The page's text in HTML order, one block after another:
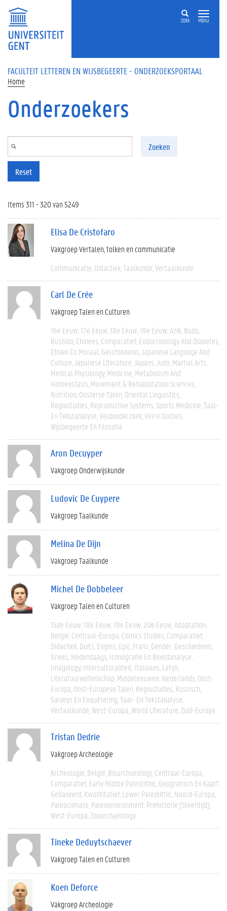
Overslaan en naar de inhoud gaan
ZOEK MENU
FACULTEIT LETTEREN EN WIJSBEGEERTE - ONDERZOEKSPORTAAL
Home
Onderzoekers
Zoeken
Reset
Items 311 - 320 van 5249
Elisa De Cristofaro
Vakgroep Vertalen, tolken en communicatie
Communicatie Didactiek Taalkunde Vertaalkunde
Carl De Crée
Vakgroep Talen en Culturen
16e Eeuw 17e Eeuw 18e Eeuw 19e Eeuw Azië Budo
Bushido Chinees Comparatief Endocrinology And Diabetes
Ethiek En Moraal Geschiedenis Japanese Language And
Culture Japanese Literature Japans Judo Martial Arts
Medical Physiology Medicine Metabolism And
Homeostasis Movement & Rehabilitation Sciences
Nutrition Oosterse Talen Oriental Linguistics
Regiostudies Reproductive Systems Sports Medicine Taal-
En Tekstanalyse Veldonderzoek Verre Oosten
Wijsbegeerte En Filosofie
Aron Decuyper
Vakgroep Onderwijskunde
Ludovic De Cuypere
Vakgroep Taalkunde
Melina De Dijn
Vakgroep Taalkunde
Michel De Dobbeleer
Vakgroep Talen en Culturen
15de Eeuw 18e Eeuw 19e Eeuw 20e Eeuw Adaptation
België Centraal-Europa Comics Studies Comparatief
Didactiek Duits Engels Epic Frans Gender Geschiedenis
Grieks Hedendaags Iconografie En Beeldanalyse
Imagology Interculturaliteit Italiaans Latijn
Literatuurwetenschap Middeleeuwen Nederlands Oost-
Europa Oost-Europese Talen Regiostudies Russisch
Surveys En Enquêtering Taal- En Tekstanalyse
Vertaalkunde West-Europa World Literature Zuid-Europa
Tristan Dedrie
Vakgroep Archeologie
Archeologie België Bioarchaeology Centraal-Europa
Comparatief Early Middle Paleolithic Geografisch En Kaart
Gebaseerd Kwantitatief Lower Paleolithic Noord-Europa
Paleoclimate Paleoenvironment Prehistorie (steentijd)
West-Europa Zooarchaeology
Tineke Deduytschaever
Vakgroep Talen en Culturen
Koen Deforce
Vakgroep Archeologie